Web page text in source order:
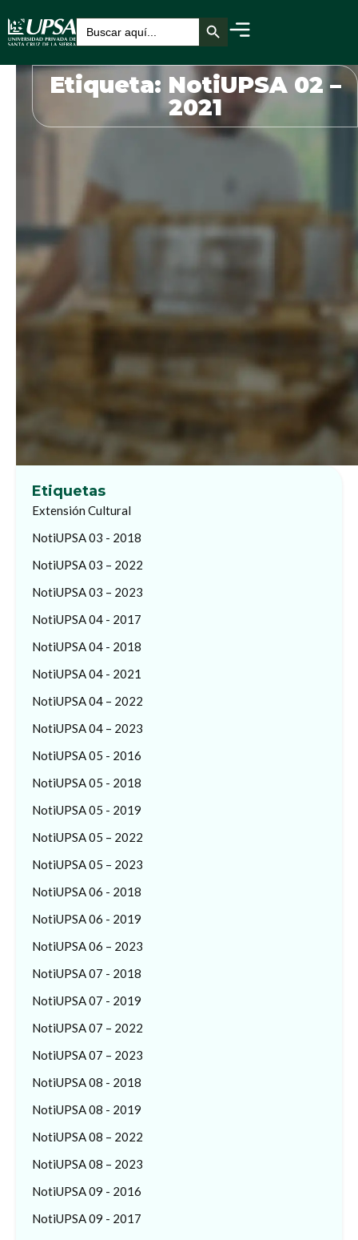
Buscar: Botón de búsqueda
Etiqueta: NotiUPSA 02 –
2021
Etiquetas
Extensión Cultural
NotiUPSA 03 - 2018
NotiUPSA 03 – 2022
NotiUPSA 03 – 2023
NotiUPSA 04 - 2017
NotiUPSA 04 - 2018
NotiUPSA 04 - 2021
NotiUPSA 04 – 2022
NotiUPSA 04 – 2023
NotiUPSA 05 - 2016
NotiUPSA 05 - 2018
NotiUPSA 05 - 2019
NotiUPSA 05 – 2022
NotiUPSA 05 – 2023
NotiUPSA 06 - 2018
NotiUPSA 06 - 2019
NotiUPSA 06 – 2023
NotiUPSA 07 - 2018
NotiUPSA 07 - 2019
NotiUPSA 07 – 2022
NotiUPSA 07 – 2023
NotiUPSA 08 - 2018
NotiUPSA 08 - 2019
NotiUPSA 08 – 2022
NotiUPSA 08 – 2023
NotiUPSA 09 - 2016
NotiUPSA 09 - 2017